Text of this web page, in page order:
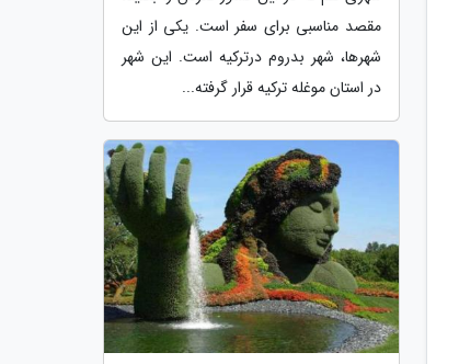
مقصد مناسبی برای سفر است. یکی از این
شهرها، شهر بدروم درترکیه است. این شهر
در استان موغله ترکیه قرار گرفته...